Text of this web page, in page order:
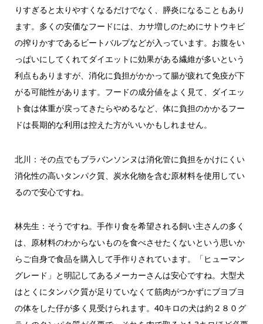
りすぎると太りやすくなるだけでなく、膵炎になることもあり
ます。多くの安価なフードには、カサ増しのためにサトウキビ
の搾りかすであるビートバルプなどが入っています。お腹をい
っぱいにしてくれてダイエットに効果がある繊維が多いという
利点もありますが、消化に負担がかかって腸が疲れて免疫が下
がる可能性があります。フードの成分値をよく見て、ダイエッ
ト食は体重が戻ってきたらやめるなど、体に負担のかかるフー
ドは長期的な利用は控えた方がいいかもしれません。
北川：その点でもブラバンソンヌは消化管に負担をかけにくい
消化性の高いタンパク質、炭水化物を含む原材料を使用してい
るので安心ですね。
林先生：そうですね。手作り食を希望される飼い主さんの多く
は、原材料のわからないものを食べさせたくないという思いか
らご自身で食品を購入して手作りされています。「ヒューマン
グレード」と明記してあるメーカーさんは安心ですね。大型犬
はとくにタンパク質が足りていなくて筋肉がつかずにブヨブヨ
の体をした仔が多く見受けられます。40キロの犬は約２８０グ